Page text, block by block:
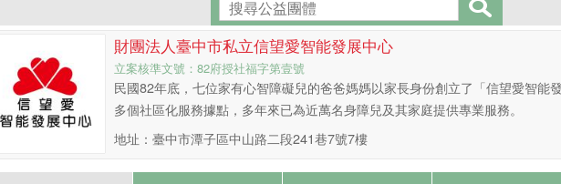
財團法人臺中市私立信望愛智能發展中心
立案核準文號：82府授社福字第壹號
民國82年底，七位家有心智障礙兒的爸爸媽媽以家長身份創立了「信望愛智能
多個社區化服務據點，多年來已為近萬名身障兒及其家庭提供專業服務。
地址：臺中市潭子區中山路二段241巷7號7樓